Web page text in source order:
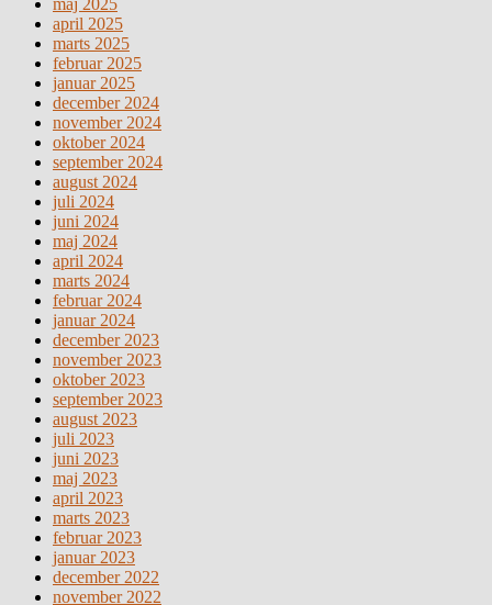
april 2025
marts 2025
februar 2025
januar 2025
december 2024
november 2024
oktober 2024
september 2024
august 2024
juli 2024
juni 2024
maj 2024
april 2024
marts 2024
februar 2024
januar 2024
december 2023
november 2023
oktober 2023
september 2023
august 2023
juli 2023
juni 2023
maj 2023
april 2023
marts 2023
februar 2023
januar 2023
december 2022
november 2022